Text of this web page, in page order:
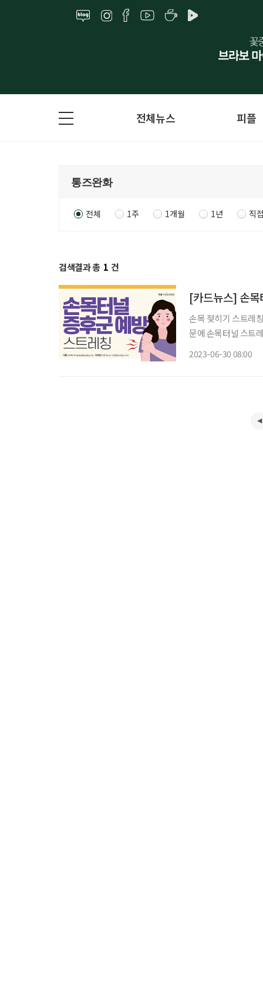
전체뉴스 피플
전체 1주 1개월 1년 직
검색결과 총 1 건
[카드뉴스] 손목
손목 젖히기 스트레칭 평소 손바닥이 아래를 향한 상태로 손목을 굽히는 동작을 많이
문에 손목터널 스트
2023-06-30 08:00